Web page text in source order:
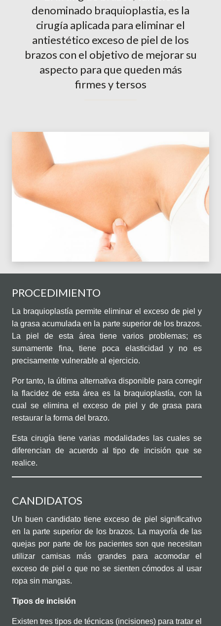
denominado braquioplastia, es la
cirugía aplicada para eliminar el
antiestético exceso de piel de los
brazos con el objetivo de mejorar su
aspecto para que queden más
firmes y tersos
PROCEDIMIENTO
La braquioplastía permite eliminar el exceso de piel y
la grasa acumulada en la parte superior de los brazos.
La piel de esta área tiene varios problemas; es
sumamente fina, tiene poca elasticidad y no es
precisamente vulnerable al ejercicio.
Por tanto, la última alternativa disponible para corregir
la flacidez de esta área es la braquioplastía, con la
cual se elimina el exceso de piel y de grasa para
restaurar la forma del brazo.
Esta cirugía tiene varias modalidades las cuales se
diferencian de acuerdo al tipo de incisión que se
realice.
CANDIDATOS
Un buen candidato tiene exceso de piel significativo
en la parte superior de los brazos. La mayoría de las
quejas por parte de los pacientes son que necesitan
utilizar camisas más grandes para acomodar el
exceso de piel o que no se sienten cómodos al usar
ropa sin mangas.
Tipos de incisión
Existen tres tipos de técnicas (incisiones) para tratar el